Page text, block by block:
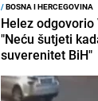
/BOSNA I HERCEGOVINA
Helez
"Neću šutjeti
suverenitet BiH"